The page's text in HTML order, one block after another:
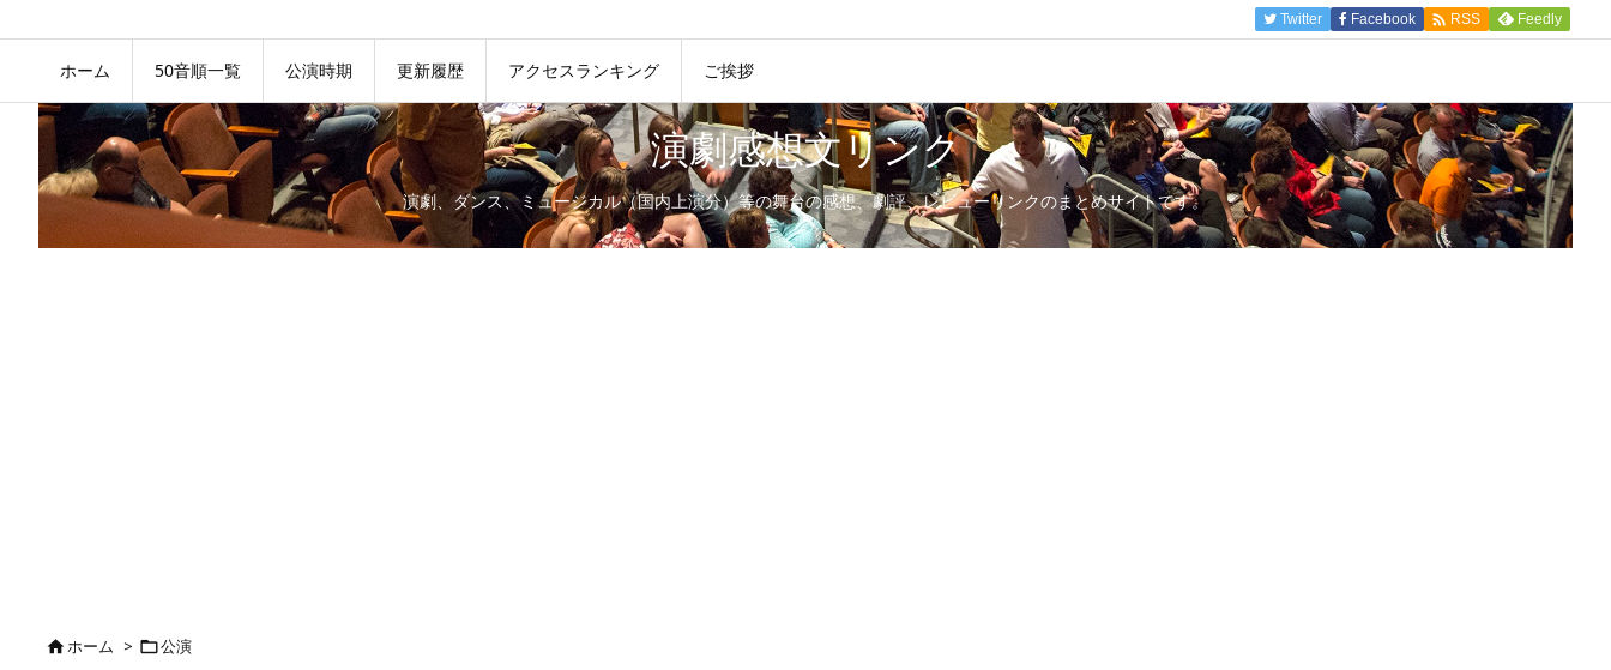
ホーム 50音順一覧 公演時期 更新履歴 アクセスランキング ご挨拶
Twitter Facebook  RSS Feedly
演劇感想文リンク
演劇、ダンス、ミュージカル（国内上演分）等の舞台の感想、劇評、レビューリンクのまとめサイトです。
ホーム > 公演